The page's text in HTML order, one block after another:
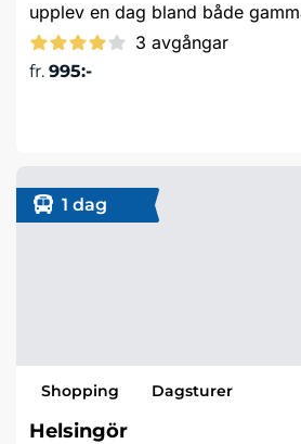
upplev en dag bland både
3 avgångar
fr. 995:-
1 dag
Shopping Dagsturer
Helsingör